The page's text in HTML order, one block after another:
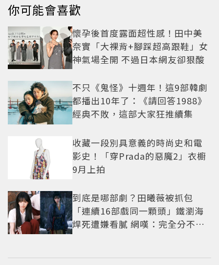
你可能會喜歡
懷孕後首度露面超性感！田中美
奈實「大裸背+腳踩超高跟鞋」女
神氣場全開 不過日本網友卻狠酸
不只《鬼怪》十週年！這9部韓劇
都播出10年了：《請回答1988》
經典不敗，這部大家狂推續集
收藏一段別具意義的時尚史和電
影史！「穿Prada的惡魔2」衣櫥
9月上拍
到底是哪部劇？田曦薇被抓包
「連續16部戲同一顆頭」鐵瀏海
焊死遭嫌看膩 網嘆：完全分不出